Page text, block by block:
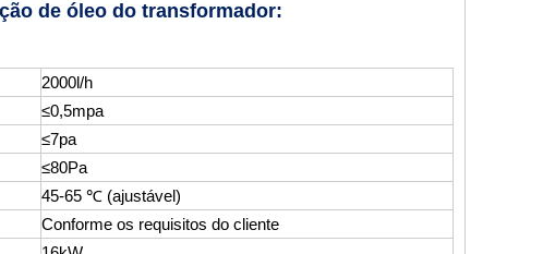
de óleo do transformador:
2000l/h
≤0,5mpa
≤7pa
≤80Pa
45-65 ℃ (ajustável)
Conforme os requisitos do cliente